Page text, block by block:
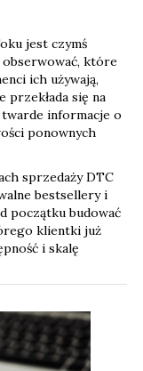
jest czymś
obserwować, które
ich używają,
przekłada się na
informacje o
ponownych
sprzedaży DTC
bestsellery i
początku budować
klientki już
i skalę